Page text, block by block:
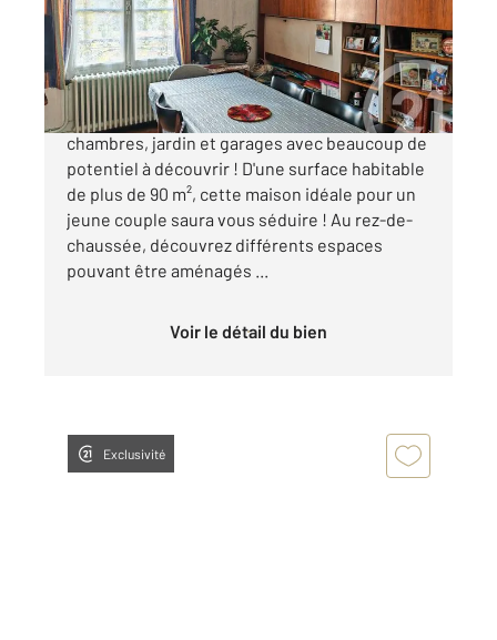
Maison à vendre
150 000 €
CHALONS-EN-CHAMPAGNE. Maison 3
chambres, jardin et garages avec beaucoup de
potentiel à découvrir ! D'une surface habitable
de plus de 90 m², cette maison idéale pour un
jeune couple saura vous séduire ! Au rez-de-
chaussée, découvrez différents espaces
pouvant être aménagés ...
Voir le détail du bien
Exclusivité